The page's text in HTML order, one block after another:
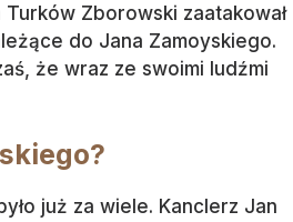
Zborowski zaatakował
do Jana Zamoyskiego.
że wraz ze swoimi ludźmi
już za wiele. Kanclerz Jan